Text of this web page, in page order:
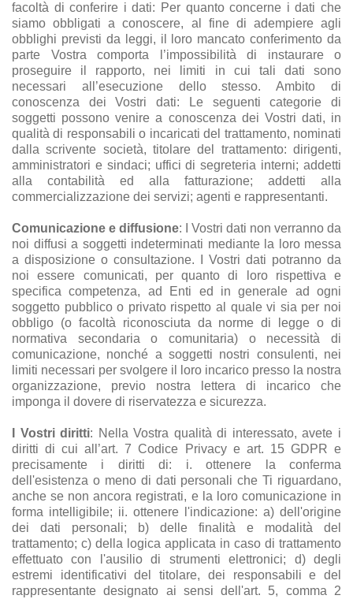
facoltà di conferire i dati: Per quanto concerne i dati che
siamo obbligati a conoscere, al fine di adempiere agli
obblighi previsti da leggi, il loro mancato conferimento da
parte Vostra comporta l’impossibilità di instaurare o
proseguire il rapporto, nei limiti in cui tali dati sono
necessari all’esecuzione dello stesso. Ambito di
conoscenza dei Vostri dati: Le seguenti categorie di
soggetti possono venire a conoscenza dei Vostri dati, in
qualità di responsabili o incaricati del trattamento, nominati
dalla scrivente società, titolare del trattamento: dirigenti,
amministratori e sindaci; uffici di segreteria interni; addetti
alla contabilità ed alla fatturazione; addetti alla
commercializzazione dei servizi; agenti e rappresentanti.
Comunicazione e diffusione: I Vostri dati non verranno da
noi diffusi a soggetti indeterminati mediante la loro messa
a disposizione o consultazione. I Vostri dati potranno da
noi essere comunicati, per quanto di loro rispettiva e
specifica competenza, ad Enti ed in generale ad ogni
soggetto pubblico o privato rispetto al quale vi sia per noi
obbligo (o facoltà riconosciuta da norme di legge o di
normativa secondaria o comunitaria) o necessità di
comunicazione, nonché a soggetti nostri consulenti, nei
limiti necessari per svolgere il loro incarico presso la nostra
organizzazione, previo nostra lettera di incarico che
imponga il dovere di riservatezza e sicurezza.
I Vostri diritti: Nella Vostra qualità di interessato, avete i
diritti di cui all’art. 7 Codice Privacy e art. 15 GDPR e
precisamente i diritti di: i. ottenere la conferma
dell'esistenza o meno di dati personali che Ti riguardano,
anche se non ancora registrati, e la loro comunicazione in
forma intelligibile; ii. ottenere l'indicazione: a) dell'origine
dei dati personali; b) delle finalità e modalità del
trattamento; c) della logica applicata in caso di trattamento
effettuato con l'ausilio di strumenti elettronici; d) degli
estremi identificativi del titolare, dei responsabili e del
rappresentante designato ai sensi dell'art. 5, comma 2